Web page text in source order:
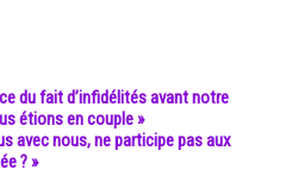
du fait d’infidélités avant notre
étions en couple »
avec nous, ne participe pas aux
? »